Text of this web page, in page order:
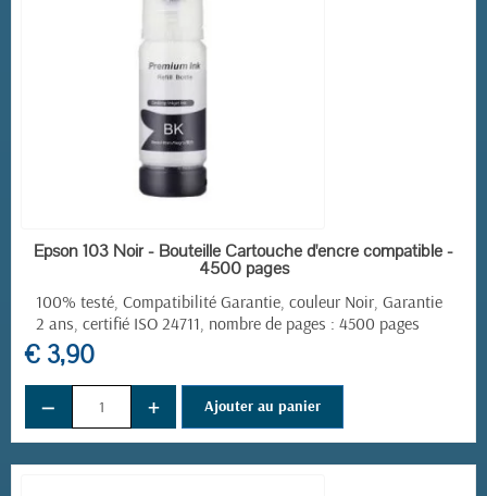
EN STOCK
Epson 103 Noir - Bouteille Cartouche d'encre compatible -
4500 pages
100% testé, Compatibilité Garantie, couleur Noir, Garantie
2 ans, certifié ISO 24711, nombre de pages : 4500 pages
€ 3,90
− + Ajouter au panier